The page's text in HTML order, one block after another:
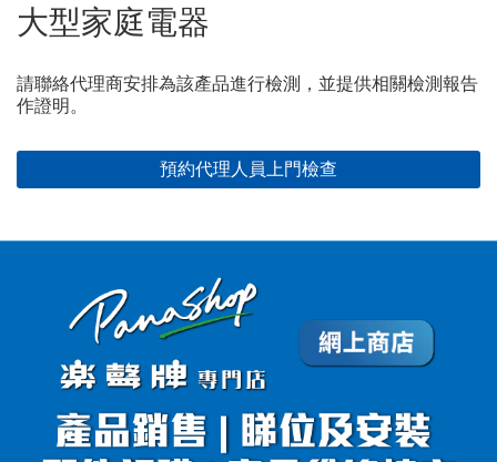
大型家庭電器
請聯絡代理商安排為該產品進行檢測，並提供相關檢測報告
作證明。
預約代理人員上門檢查